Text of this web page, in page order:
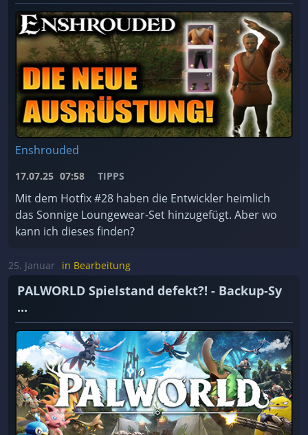
Enshrouded
17.07.25 07:58 TIPPS
Mit dem Hotfix #28 haben die Entwickler heimlich
das Sonnige Loungewear-Set hinzugefügt. Aber wo
kann ich dieses finden?
25. Januar in Bearbeitung
PALWORLD Spielstand defekt?! - Backup-Sy
...